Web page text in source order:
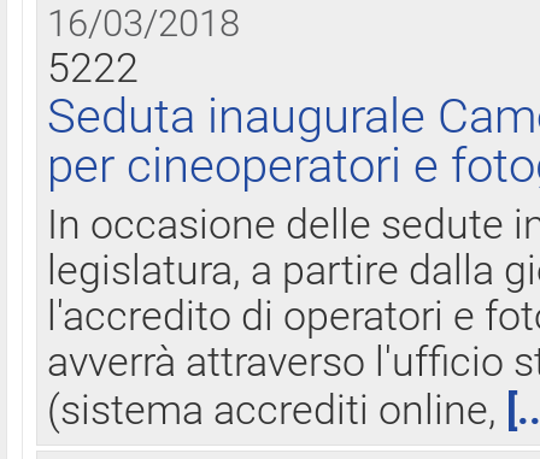
16/03/2018
5222
Seduta inaugurale
per cineoperatori e
In occasione delle sedute
legislatura, a partire dalla
l'accredito di operatori e
avverrà attraverso l'ufficio
(sistema accrediti online,